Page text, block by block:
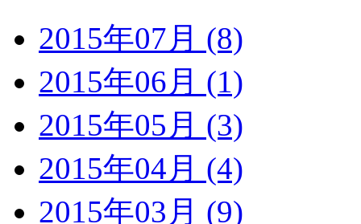
2015年07月 (8)
2015年06月 (1)
2015年05月 (3)
2015年04月 (4)
2015年03月 (9)